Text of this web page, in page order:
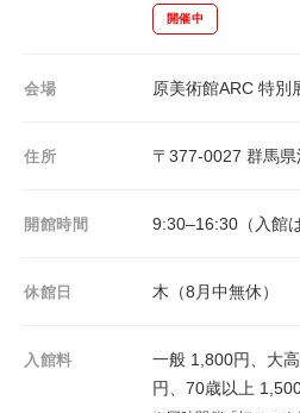
開催中
会場 原美術館ARC 特別
住所 〒377-0027 群馬
開館時間 9:30–16:30（入館
休館日 木（8月中無休）
入館料
一般 1,800円、大
円、70歳以上